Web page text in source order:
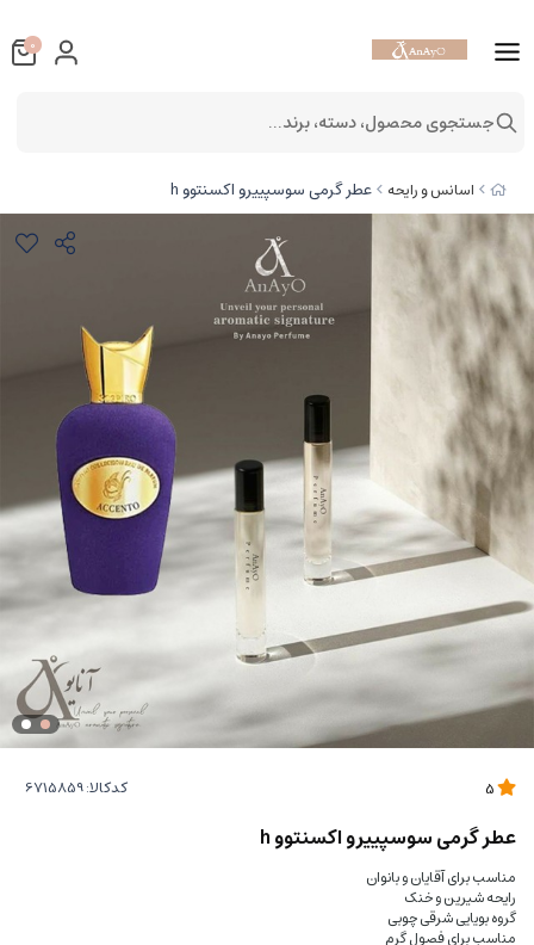
اسانس و رایحه عطر گرمی سوسپییرو اکسنتوو h
کدکالا:
عطر گرمی سوسپییرو اکسنتوو h
مناسب برای آقایان و بانوان
رایحه شیرین و خنک
گروه بویایی شرقی چوبی
مناسب برای فصول گرم
0
جستجوی محصول، دسته، برند...